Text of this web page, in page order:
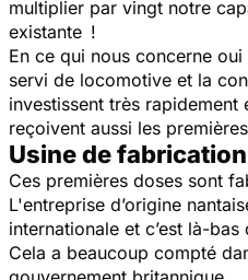
multiplier par vingt notre
existante !
En ce qui nous concerne oui
servi de locomotive et la
investissent très rapidement
reçoivent aussi les
Usine de
Ces premières doses sont
L'entreprise d’origine
internationale et c’est là-
Cela a beaucoup compté